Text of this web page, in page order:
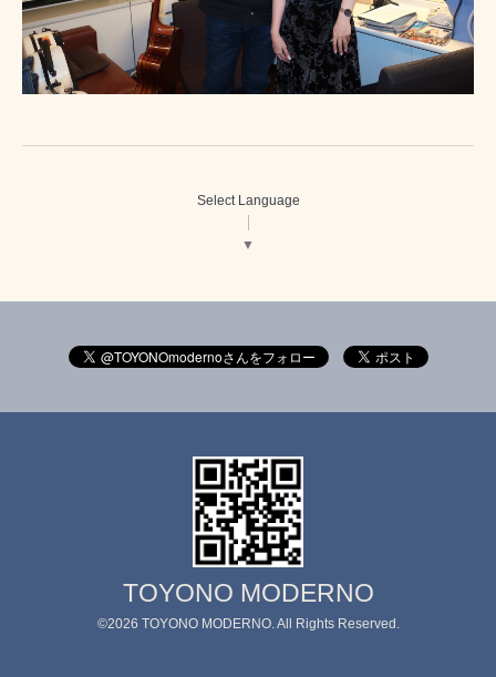
Select Language
▼
TOYONO MODERNO
©2026 TOYONO MODERNO. All Rights Reserved.